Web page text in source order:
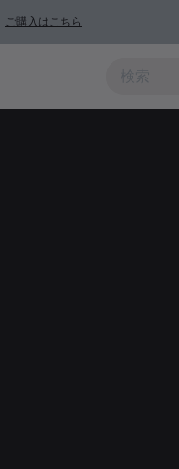
ご購入はこちら
上および